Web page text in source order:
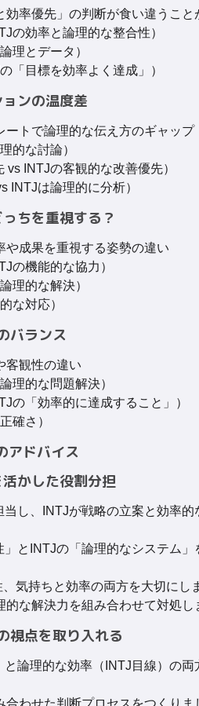
率優先」の判断が食い違うこと
の効率と論理的な整合性）
理とデータ）
「目標を効率よく達成」）
ンの温度差
ートで論理的な伝え方のギャップ
的な討論）
INTJの客観的な改善優先）
INTJは論理的に分析）
ちを重視する？
や成果を重視する姿勢の違い
の機能的な協力）
理的な解決）
な対応）
バランス
客観性の違い
理的な問題解決）
の「効率的に達成すること」）
確さ）
アドバイス
かした役割分担
し、INTJが戦略の立案と効率的
とINTJの「論理的なシステム」
気持ちと効率の両方を大切にし
な解決力を組み合わせて対処し
視点を取り入れる
論理的な効率（INTJ目線）の両
わせた判断プロセスをつくりま